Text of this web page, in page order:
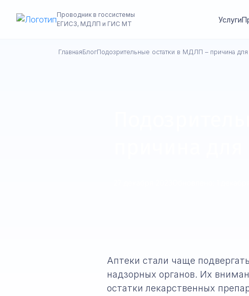
Проводник в госсистемы
ЕГИСЗ, МДЛП и ГИС МТ
Услуги
ГлавнаяБлогПодозрительные остатки в МДЛП – причина
Аптеки стали чаще
надзорных органов. Их
остатки лекарственных